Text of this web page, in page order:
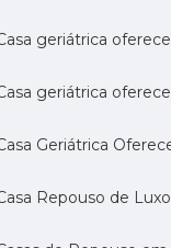
Casa geriátrica
Casa geriátrica
Casa Geriátrica
Casa Repouso de